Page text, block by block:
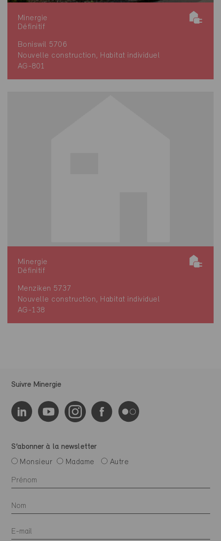
Minergie
Définitif
Boniswil 5706
Nouvelle construction, Habitat individuel
AG-801
Minergie
Définitif
Menziken 5737
Nouvelle construction, Habitat individuel
AG-138
Suivre Minergie
S’abonner à la newsletter
Monsieur
Madame Autre